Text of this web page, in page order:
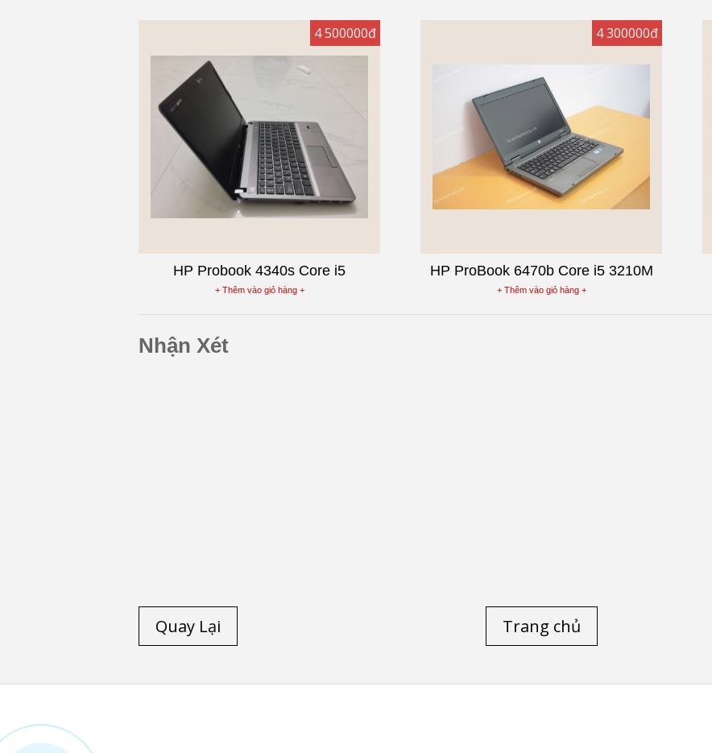
HP Probook 4340s Core i5
-3210MLaptop Cũ Ram 4G, Ổ 250G
+ Thêm vào giỏ hàng +
4 500000đ
HP ProBook 6470b Core i5 3210M
Laptop cũ Ram 4G
+ Thêm vào giỏ hàng +
4 300000đ
Nhận Xét
Quay Lại Trang chủ